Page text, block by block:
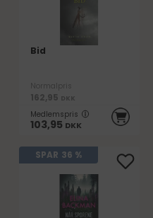
Bid
Normalpris
162,95 DKK
Medlemspris
103,95 DKK
SPAR 36 %